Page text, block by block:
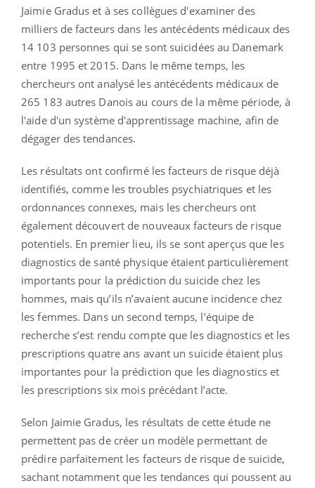
Jaimie Gradus et à ses collègues d'examiner des
milliers de facteurs dans les antécédents médicaux des
14 103 personnes qui se sont suicidées au Danemark
entre 1995 et 2015. Dans le même temps, les
chercheurs ont analysé les antécédents médicaux de
265 183 autres Danois au cours de la même période, à
l'aide d'un système d'apprentissage machine, afin de
dégager des tendances.
Les résultats ont confirmé les facteurs de risque déjà
identifiés, comme les troubles psychiatriques et les
ordonnances connexes, mais les chercheurs ont
également découvert de nouveaux facteurs de risque
potentiels. En premier lieu, ils se sont aperçus que les
diagnostics de santé physique étaient particulièrement
importants pour la prédiction du suicide chez les
hommes, mais qu’ils n’avaient aucune incidence chez
les femmes. Dans un second temps, l’équipe de
recherche s’est rendu compte que les diagnostics et les
prescriptions quatre ans avant un suicide étaient plus
importantes pour la prédiction que les diagnostics et
les prescriptions six mois précédant l’acte.
Selon Jaimie Gradus, les résultats de cette étude ne
permettent pas de créer un modèle permettant de
prédire parfaitement les facteurs de risque de suicide,
sachant notamment que les tendances qui poussent au